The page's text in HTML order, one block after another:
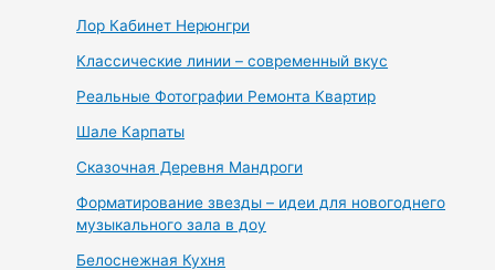
Лор Кабинет Нерюнгри
Классические линии – современный вкус
Реальные Фотографии Ремонта Квартир
Шале Карпаты
Сказочная Деревня Мандроги
Форматирование звезды – идеи для новогоднего
музыкального зала в доу
Белоснежная Кухня